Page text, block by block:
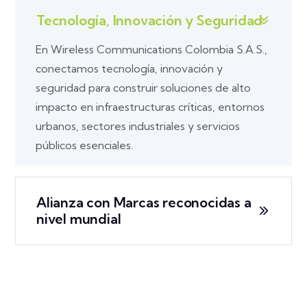
Tecnología, Innovación y Seguridad
En Wireless Communications Colombia S.A.S.,
conectamos tecnología, innovación y
seguridad para construir soluciones de alto
impacto en infraestructuras críticas, entornos
urbanos, sectores industriales y servicios
públicos esenciales.
Alianza con Marcas reconocidas a
nivel mundial